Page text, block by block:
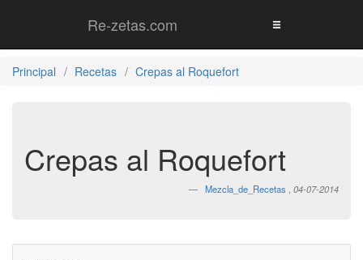
Re-zetas.com
Principal Recetas Crepas al Roquefort
Crepas al Roquefort
Mezcla_de_Recetas 04-07-2014